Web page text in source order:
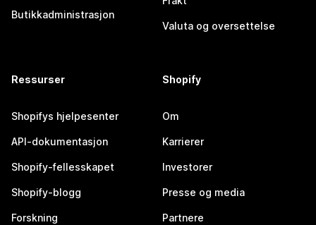
Butikkadministrasjon
Valuta og oversettelse
Ressurser
Shopifys hjelpesenter
API-dokumentasjon
Shopify-fellesskapet
Shopify-blogg
Forskning
Shopify
Om
Karrierer
Investorer
Presse og media
Partnere